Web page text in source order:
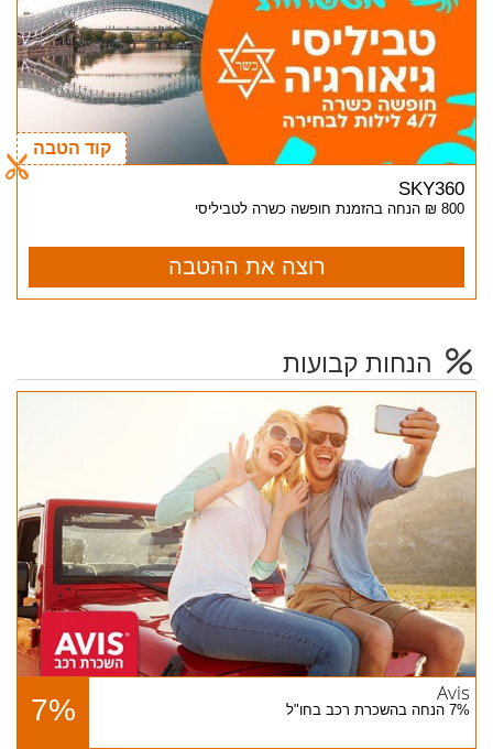
קוד הטבה
SKY360
800 ₪ הנחה בהזמנת חופשה כשרה לטביליסי
רוצה את ההטבה
הנחות קבועות
Avis
7% הנחה בהשכרת רכב בחו"ל 7%